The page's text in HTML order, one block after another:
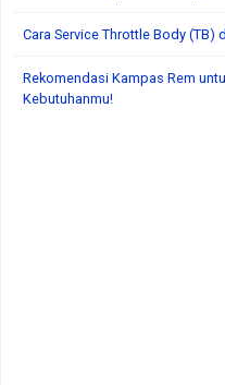
Cara Service Throttle Body (TB)
Rekomendasi Kampas Rem
Kebutuhanmu!